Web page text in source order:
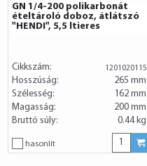
GN 1/4-200 polikarbonát
ételtároló doboz, átlátszó
"HENDI", 5,5 ltieres
Cikkszám: 1201020115
Hosszúság:
265 mm
Szélesség:
162 mm
Magasság:
200 mm
Bruttó súly:
0.44 kg
hasonlít